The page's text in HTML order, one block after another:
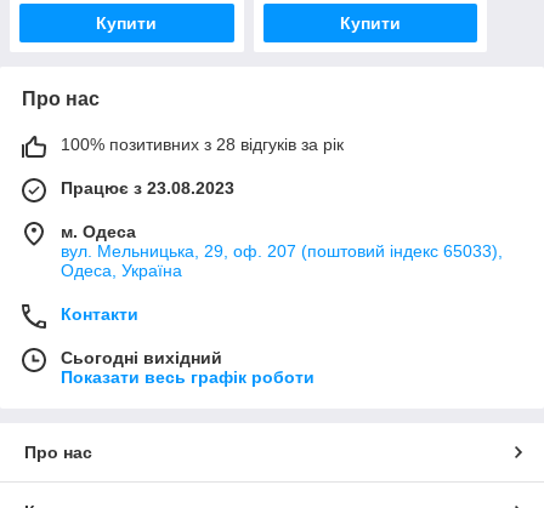
Купити Купити
Про нас
100% позитивних з 28 відгуків за рік
Працює з 23.08.2023
м. Одеса
вул. Мельницька, 29, оф. 207 (поштовий індекс 65033),
Одеса, Україна
Контакти
Сьогодні вихідний
Показати весь графік роботи
Про нас